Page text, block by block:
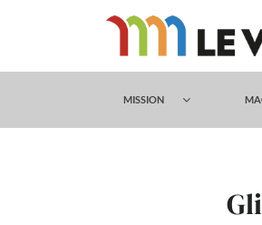
MISSION